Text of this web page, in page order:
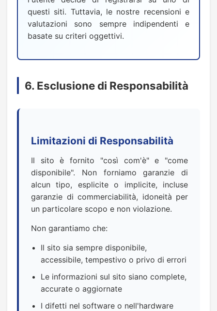
questi siti. Tuttavia, le nostre recensioni e
valutazioni sono sempre indipendenti e
basate su criteri oggettivi.
6. Esclusione di Responsabilità
Limitazioni di Responsabilità
Il sito è fornito "così com'è" e "come
disponibile". Non forniamo garanzie di
alcun tipo, esplicite o implicite, incluse
garanzie di commerciabilità, idoneità per
un particolare scopo e non violazione.
Non garantiamo che:
Il sito sia sempre disponibile,
accessibile, tempestivo o privo di errori
Le informazioni sul sito siano complete,
accurate o aggiornate
I difetti nel software o nell'hardware